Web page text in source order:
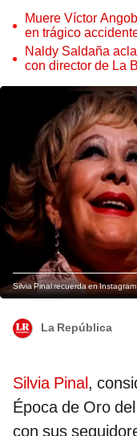
Muere Víctor
en trágico
Naldy Saldaña
con director de La
Silvia Pinal recuerda en
La República
Silvia Pinal,
Época de Oro
con sus